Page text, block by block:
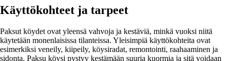
Käyttökohteet ja tarpeet
Paksut köydet ovat yleensä vahvoja ja kestäviä, minkä vuoksi niitä
käytetään monenlaisissa tilanteissa. Yleisimpiä käyttökohteita ovat
esimerkiksi veneily, kiipeily, köysiradat, remontointi, raahaaminen ja
sidonta. Paksu köysi pystyy kestämään suuria kuormia ja sitä voidaan